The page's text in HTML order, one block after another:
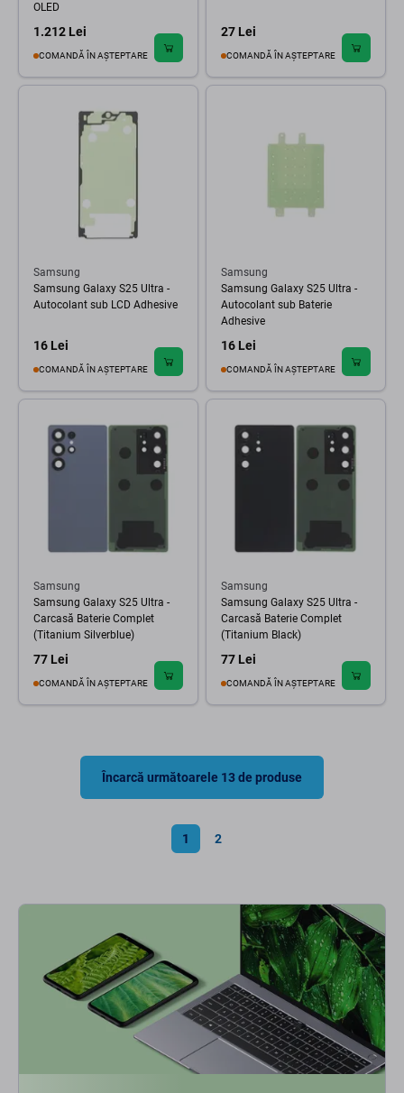
OLED
1.212 Lei
COMANDĂ ÎN AȘTEPTARE
27 Lei
COMANDĂ ÎN AȘTEPTARE
Samsung
Samsung Galaxy S25 Ultra -
Autocolant sub LCD Adhesive
16 Lei
COMANDĂ ÎN AȘTEPTARE
Samsung
Samsung Galaxy S25 Ultra -
Autocolant sub Baterie
Adhesive
16 Lei
COMANDĂ ÎN AȘTEPTARE
Samsung
Samsung Galaxy S25 Ultra -
Carcasă Baterie Complet
(Titanium Silverblue)
77 Lei
COMANDĂ ÎN AȘTEPTARE
Samsung
Samsung Galaxy S25 Ultra -
Carcasă Baterie Complet
(Titanium Black)
77 Lei
COMANDĂ ÎN AȘTEPTARE
Încarcă următoarele 13 de produse
1 2